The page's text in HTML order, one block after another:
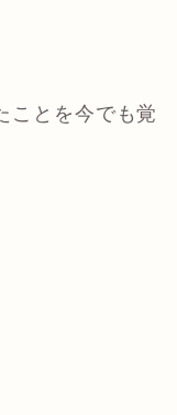
ことを今でも覚